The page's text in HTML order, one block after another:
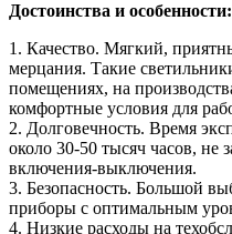
Достоинства и особенности:
1. Качество. Мягкий,
мерцания. Такие
помещениях, на
комфортные условия для
2. Долговечность. Время
около 30-50 тысяч часов, не
включения-выключения.
3. Безопасность. Большой
приборы с оптимальным
4. Низкие расходы на